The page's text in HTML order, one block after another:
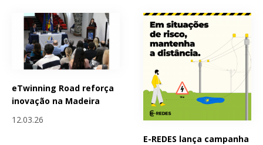
eTwinning Road reforça
inovação na Madeira
12.03.26
E-REDES lança campanha
Páginas